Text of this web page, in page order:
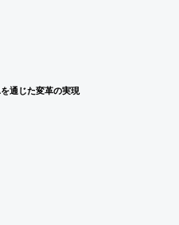
じた変革の実現